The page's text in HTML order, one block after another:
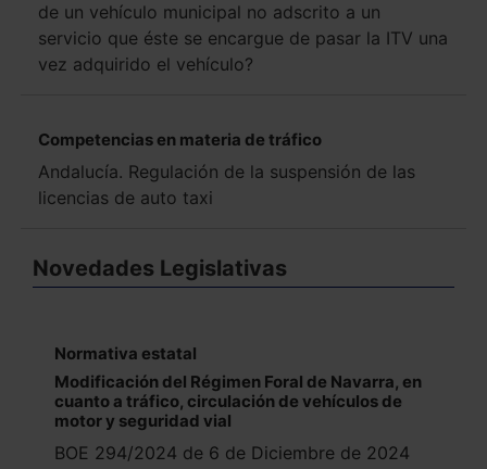
de un vehículo municipal no adscrito a un
servicio que éste se encargue de pasar la ITV una
vez adquirido el vehículo?
Competencias en materia de tráfico
Andalucía. Regulación de la suspensión de las
licencias de auto taxi
Novedades Legislativas
Normativa estatal
Modificación del Régimen Foral de Navarra, en
cuanto a tráfico, circulación de vehículos de
motor y seguridad vial
BOE 294/2024 de 6 de Diciembre de 2024